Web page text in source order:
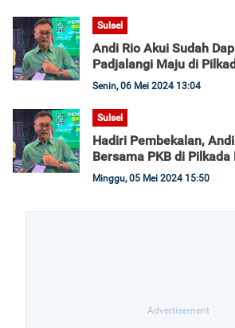
Sulsel
Andi Rio Akui Sudah
Padjalangi Maju di
Senin, 06 Mei 2024 13:04
Sulsel
Hadiri Pembekalan,
Bersama PKB di Pilkada
Minggu, 05 Mei 2024 15:50